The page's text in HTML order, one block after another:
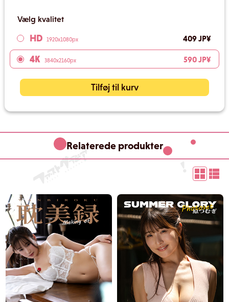
Vælg kvalitet
HD 1920x1080px 409 JP¥
4K 3840x2160px 590 JP¥
Tilføj til kurv
Relaterede produkter